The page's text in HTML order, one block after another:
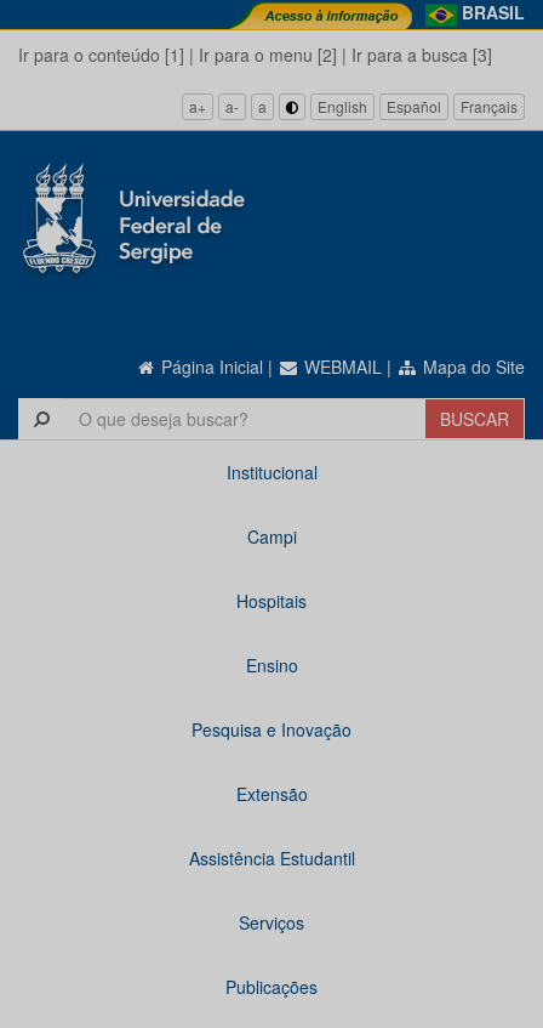
BRASIL
Ir para o conteúdo [1] | Ir para o menu [2] | Ir para a busca [3]
a+ a- a English Español Français
Página Inicial | WEBMAIL | Mapa do Site
Institucional
Campi
Hospitais
Ensino
Pesquisa e Inovação
Extensão
Assistência Estudantil
Serviços
Publicações